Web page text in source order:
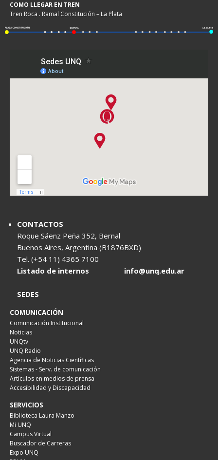
COMO LLEGAR EN TREN
Tren Roca . Ramal Constitución – La Plata
CONTACTOS
Roque Sáenz Peña 352, Bernal
Buenos Aires, Argentina (B1876BXD)
Tel. (+54 11) 4365 7100
Listado de internos
info@unq.edu.ar
SEDES
COMUNICACIÓN
Comunicación Institucional
Noticias
UNQtv
UNQ Radio
Agencia de Noticias Científicas
Sistemas - Serv. de comunicación
Artículos en medios de prensa
Accesibilidad y Discapacidad
SERVICIOS
Biblioteca Laura Manzo
Mi UNQ
Campus Virtual
Buscador de Carreras
Expo UNQ